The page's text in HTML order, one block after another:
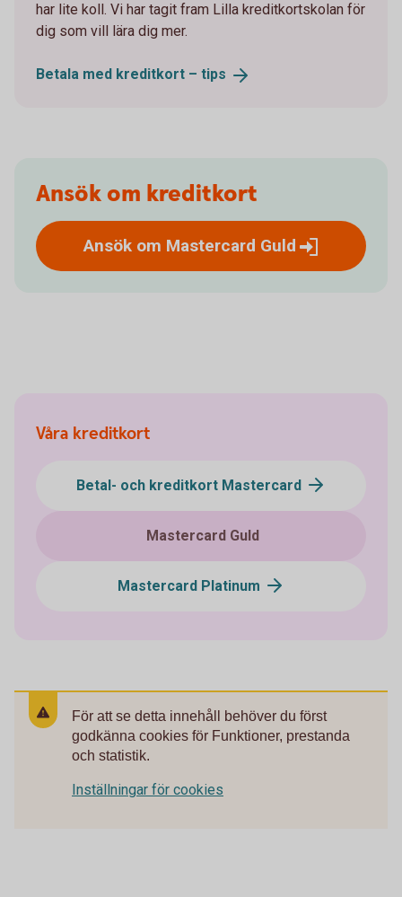
har lite koll. Vi har tagit fram Lilla kreditkortskolan för
dig som vill lära dig mer.
Betala med kreditkort – tips
Ansök om kreditkort
Ansök om Mastercard Guld
Våra kreditkort
Betal- och kreditkort Mastercard
Mastercard Guld
Mastercard Platinum
För att se detta innehåll behöver du först
godkänna cookies för Funktioner, prestanda
och statistik.
Inställningar för cookies